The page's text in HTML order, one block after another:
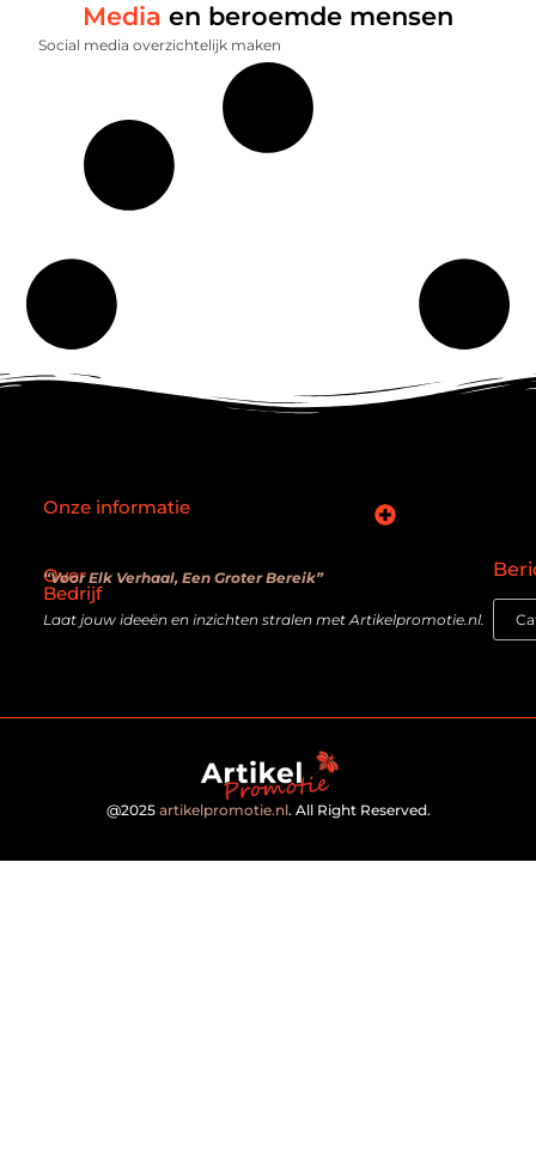
Media en beroemde mensen
Social media overzichtelijk maken
Over
Bedrijf
“Voor Elk Verhaal, Een Groter Bereik”
Laat jouw ideeën en inzichten stralen met Artikelpromotie.nl.
Onze informatie
@2025 artikelpromotie.nl. All Right Reserved.